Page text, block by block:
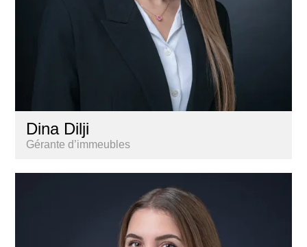
Dina Dilji
Gérante d’immeubles